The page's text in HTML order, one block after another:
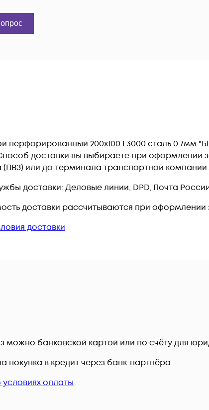
перфорированный 200х100 L3000 сталь
доставки вы выбираете при оформлении
(ПВЗ) или до терминала транспортной компании.
доставки: Деловые линии, DPD, Почта
доставки рассчитываются при оформлении
доставки
можно банковской картой или по счёту для
покупка в кредит через банк-партнёра.
оплаты